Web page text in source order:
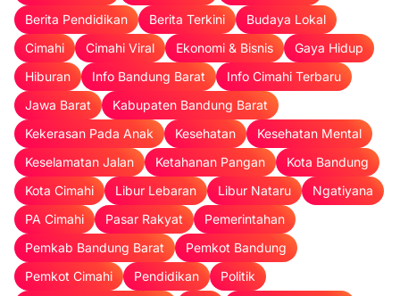
Berita Pendidikan
Berita Terkini
Budaya Lokal
Cimahi
Cimahi Viral Ekonomi & Bisnis
Gaya Hidup
Hiburan
Info Bandung Barat
Info Cimahi Terbaru
Jawa Barat
Kabupaten Bandung Barat
Kekerasan Pada Anak
Kesehatan
Kesehatan Mental
Keselamatan Jalan
Ketahanan Pangan
Kota Bandung
Kota Cimahi
Libur Lebaran Libur Nataru
Ngatiyana
PA Cimahi
Pasar Rakyat
Pemerintahan
Pemkab Bandung Barat
Pemkot Bandung
Pemkot Cimahi
Pendidikan
Politik